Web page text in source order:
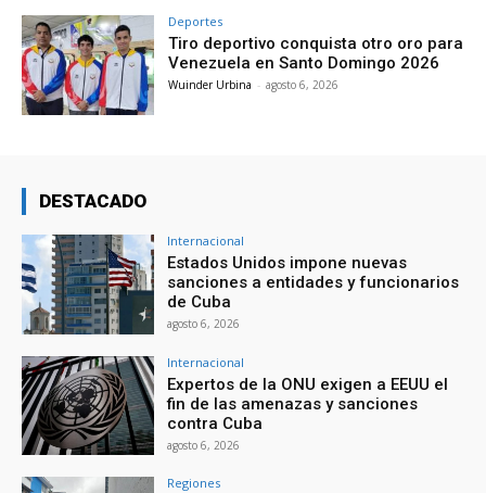
Deportes
Tiro deportivo conquista otro oro para
Venezuela en Santo Domingo 2026
Wuinder Urbina - agosto 6, 2026
DESTACADO
Internacional
Estados Unidos impone nuevas
sanciones a entidades y funcionarios
de Cuba
agosto 6, 2026
Internacional
Expertos de la ONU exigen a EEUU el
fin de las amenazas y sanciones
contra Cuba
agosto 6, 2026
Regiones